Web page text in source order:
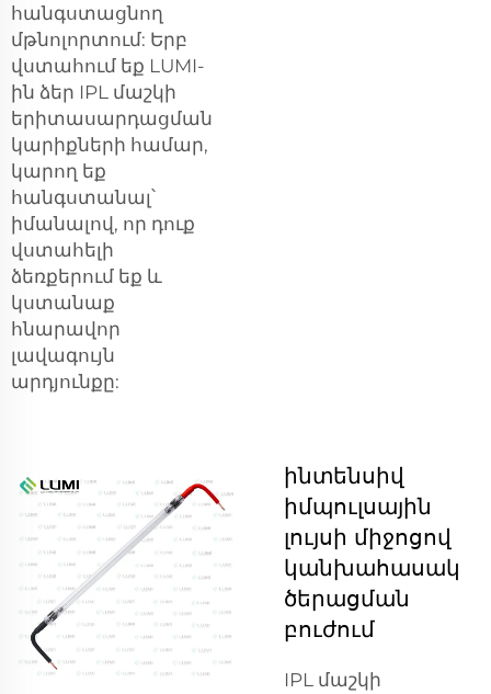
հանգստացնող
մթնոլորտում: Երբ
վստահում եք LUMI-
ին ձեր IPL մաշկի
երիտասարդացման
կարիքների համար,
կարող եք
հանգստանալ՝
իմանալով, որ դուք
վստահելի
ձեռքերում եք և
կստանաք
հնարավոր
լավագույն
արդյունքը:
ինտենսիվ
իմպուլսային
լույսի միջոցով
կանխահասակ
ծերացման
բուժում
IPL մաշկի